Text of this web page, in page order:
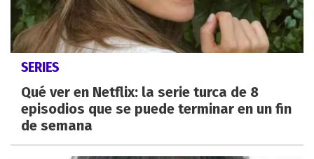
SERIES
Qué ver en Netflix: la serie turca de 8
episodios que se puede terminar en un fin
de semana